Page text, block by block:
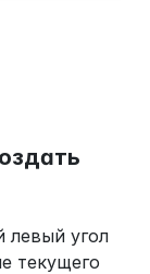
угол
текущего